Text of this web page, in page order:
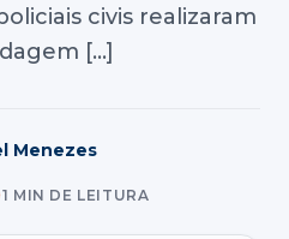
civis realizaram
[…]
Menezes
1 MIN DE LEITURA